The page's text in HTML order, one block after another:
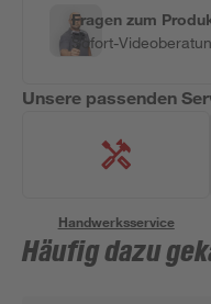
Fragen zum
Sofort-
Unsere passenden
Handwerksservice
Häufig dazu